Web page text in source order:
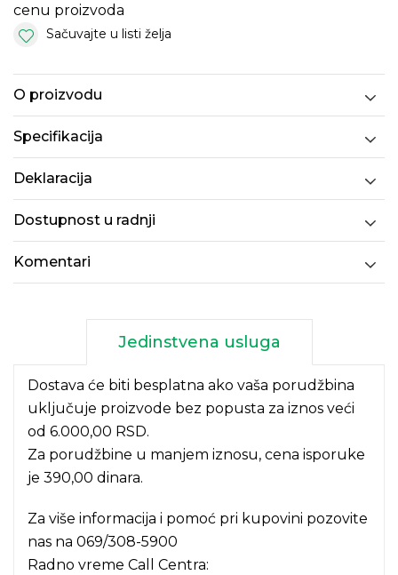
cenu proizvoda
Sačuvajte u listi želja
O proizvodu
Specifikacija
Deklaracija
Dostupnost u radnji
Komentari
Jedinstvena usluga
Dostava će biti besplatna ako vaša porudžbina
uključuje proizvode bez popusta za iznos veći
od 6.000,00 RSD.
Za porudžbine u manjem iznosu, cena isporuke
je 390,00 dinara.
Za više informacija i pomoć pri kupovini pozovite
nas na 069/308-5900
Radno vreme Call Centra: